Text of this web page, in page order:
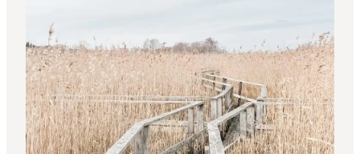
Byer & steder
Det sker
Guides & inspiration
Overnatning
Oplevelser